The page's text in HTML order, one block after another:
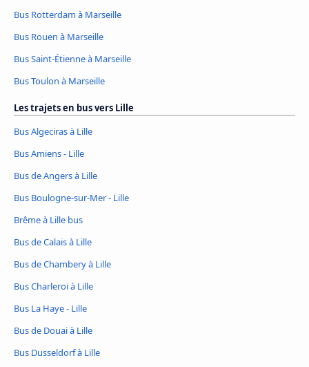
Bus Rotterdam à Marseille
Bus Rouen à Marseille
Bus Saint-Étienne à Marseille
Bus Toulon à Marseille
Les trajets en bus vers Lille
Bus Algeciras à Lille
Bus Amiens - Lille
Bus de Angers à Lille
Bus Boulogne-sur-Mer - Lille
Brême à Lille bus
Bus de Calais à Lille
Bus de Chambery à Lille
Bus Charleroi à Lille
Bus La Haye - Lille
Bus de Douai à Lille
Bus Dusseldorf à Lille